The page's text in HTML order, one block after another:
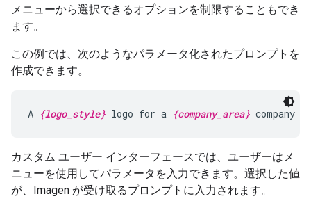
メニューから選択できるオプションを制限することもでき
ます。
この例では、次のようなパラメータ化されたプロンプトを
作成できます。
A {logo_style} logo for a {company_area} company
カスタム ユーザー インターフェースでは、ユーザーはメ
ニューを使用してパラメータを入力できます。選択した値
が、Imagen が受け取るプロンプトに入力されます。